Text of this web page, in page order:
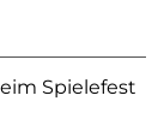
Spielefest